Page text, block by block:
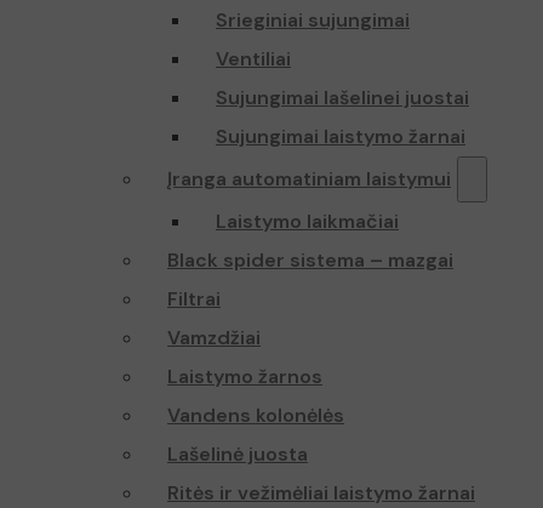
Srieginiai sujungimai
Ventiliai
Sujungimai lašelinei juostai
Sujungimai laistymo žarnai
Įranga automatiniam laistymui
Laistymo laikmačiai
Black spider sistema – mazgai
Filtrai
Vamzdžiai
Laistymo žarnos
Vandens kolonėlės
Lašelinė juosta
Ritės ir vežimėliai laistymo žarnai